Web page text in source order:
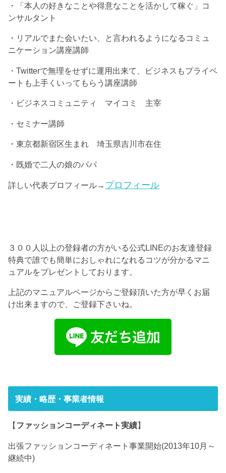
・「本人の好きなことや得意なことを活かして稼ぐ」コ
ンサルタント
・リアルでまた会いたい、と言われるようになるコミュ
ニケーション講座講師
・Twitterで無理をせずに運用出来て、ビジネスもプライベ
ートも上手くいってもらう講座講師
・ビジネスコミュニティ マイコミ 主宰
・セミナー講師
・東京都新宿区生まれ 埼玉県吉川市在住
・既婚で二人の娘のパパ
詳しい代表プロフィール→ プロフィール
３００人以上の登録者の方がいる公式LINEのお友達登録
特典で誰でも簡単におしゃれになれるコツが分かるマニ
ュアルをプレゼントしております。
上記のマニュアルページからご登録頂いた方が早くお届
け出来ますので、ご登録下さいね。
実績・略歴・事業者情報
【 ファッションコーディネート実績】
出張ファッションコーディネート事業開始(2013年10月～
継続中)